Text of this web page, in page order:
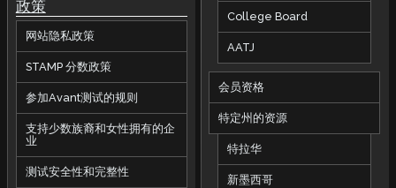
政策
网站隐私政策
STAMP 分数政策
参加Avant测试的规则
支持少数族裔和女性拥有的企
业
测试安全性和完整性
College Board
AATJ
会员资格
特定州的资源
特拉华
新墨西哥